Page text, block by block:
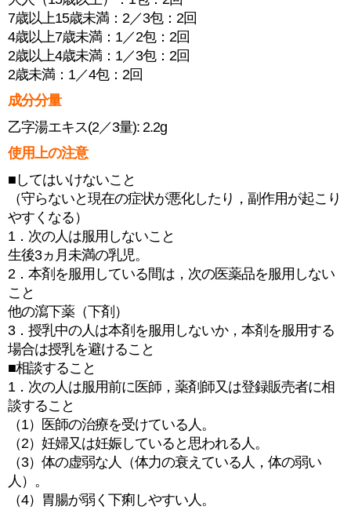
7歳以上15歳未満：2／3包：2回
4歳以上7歳未満：1／2包：2回
2歳以上4歳未満：1／3包：2回
2歳未満：1／4包：2回
成分分量
乙字湯エキス(2／3量): 2.2g
使用上の注意
■してはいけないこと
（守らないと現在の症状が悪化したり，副作用が起こり
やすくなる）
1．次の人は服用しないこと
生後3ヵ月未満の乳児。
2．本剤を服用している間は，次の医薬品を服用しない
こと
他の瀉下薬（下剤）
3．授乳中の人は本剤を服用しないか，本剤を服用する
場合は授乳を避けること
■相談すること
1．次の人は服用前に医師，薬剤師又は登録販売者に相
談すること
（1）医師の治療を受けている人。
（2）妊婦又は妊娠していると思われる人。
（3）体の虚弱な人（体力の衰えている人，体の弱い
人）。
（4）胃腸が弱く下痢しやすい人。